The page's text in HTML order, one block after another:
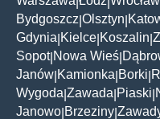
Bydgoszcz Olsztyn
Gdynia Kielce Koszalin
Sopot| Nowa Wieś
Janów Kamionka Borki
Wygoda Zawada Piaski
Janowo Brzeziny